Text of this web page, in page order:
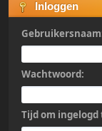
Inloggen
Wachtwoord:
Tijd om